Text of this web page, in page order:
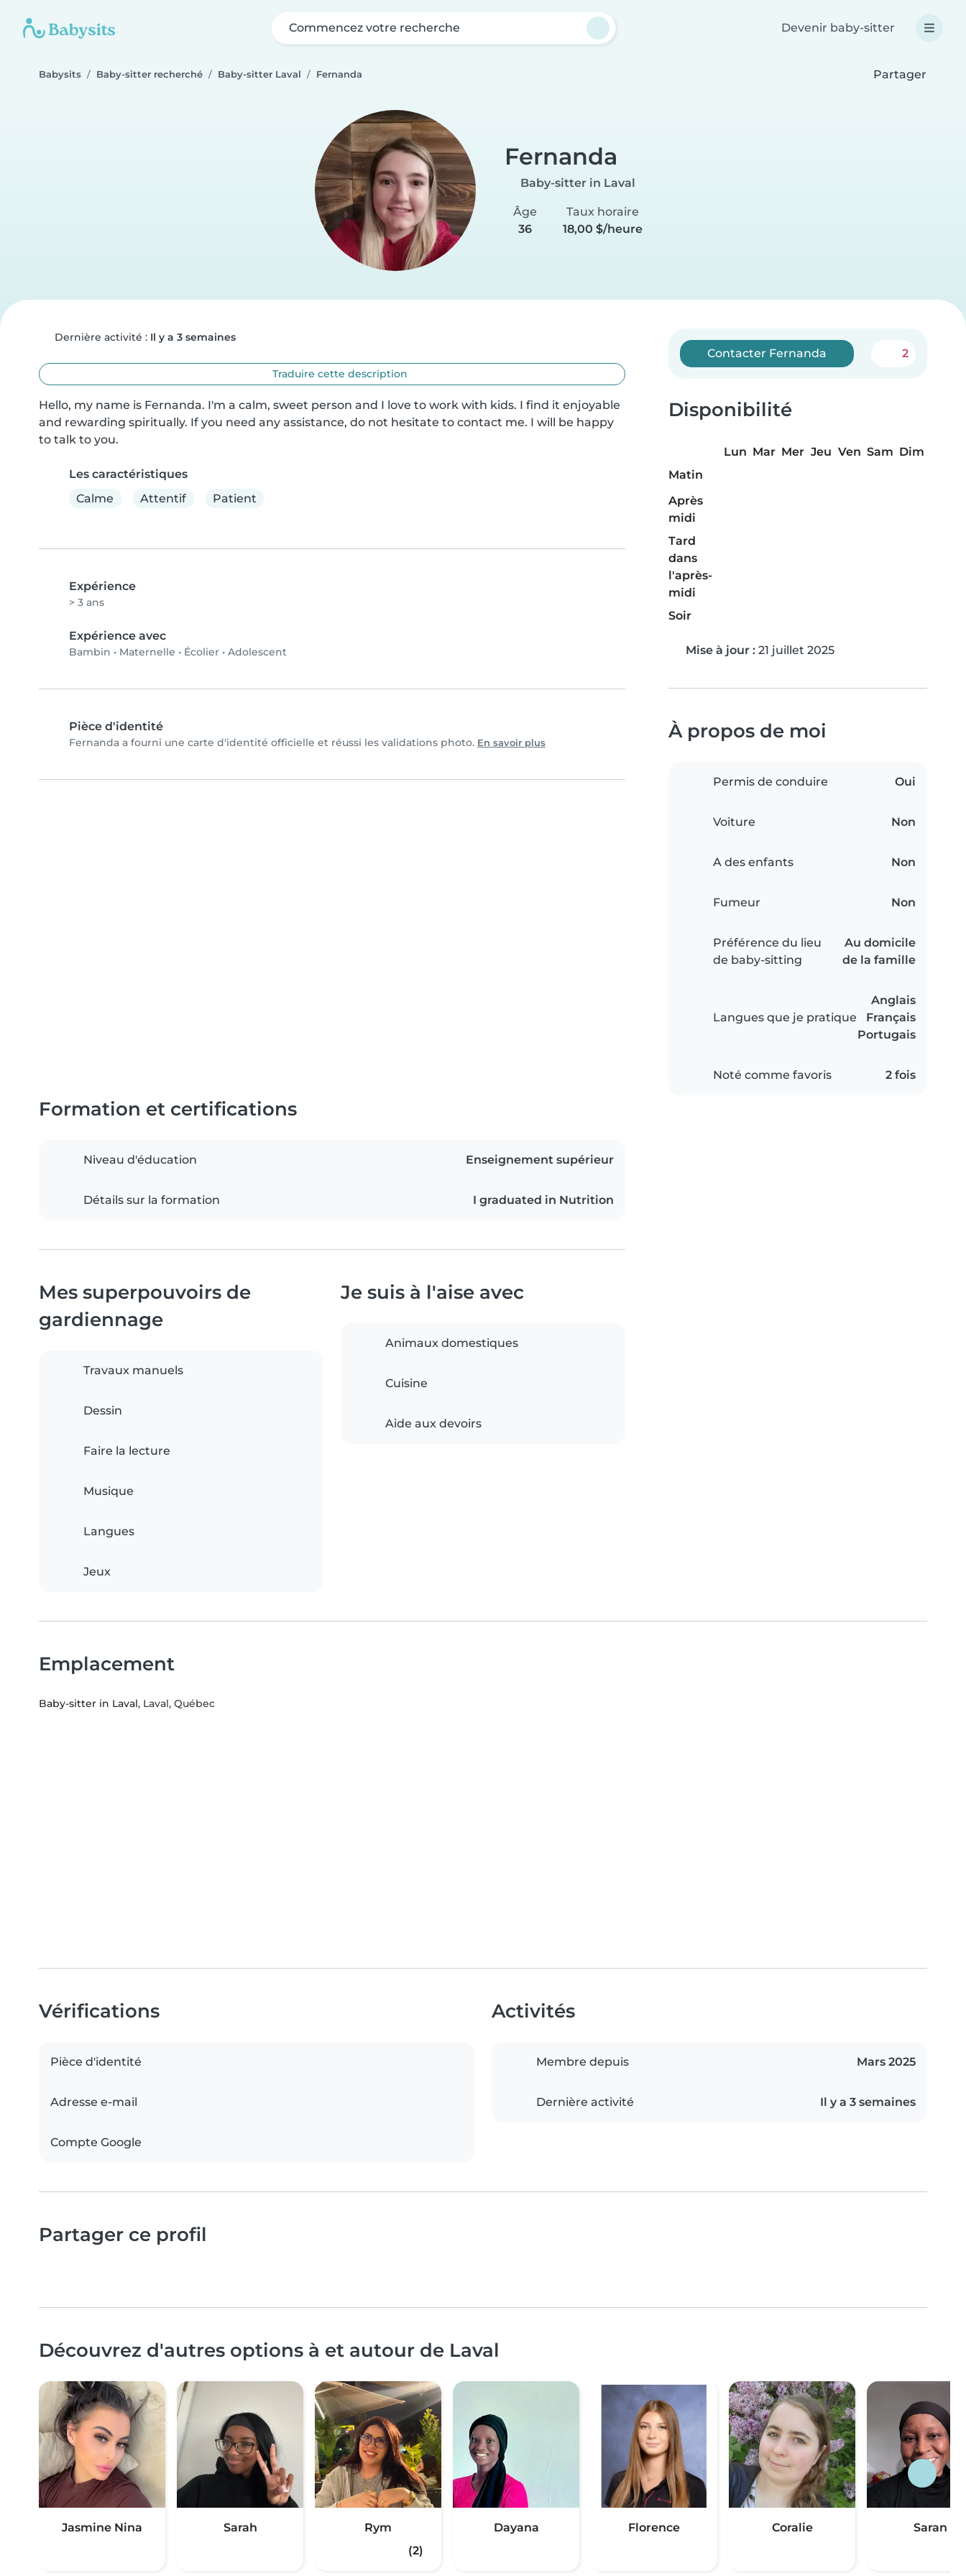
Commencez votre recherche Devenir baby-sitter
Babysits Baby-sitter recherché Baby-sitter Laval Fernanda Partager
Fernanda
Baby-sitter in Laval
Âge
36
Taux horaire
18,00 $/heure
Dernière activité : Il y a 3 semaines
Traduire cette description
Hello, my name is Fernanda. I'm a calm, sweet person and I love to work with kids. I find it enjoyable
and rewarding spiritually. If you need any assistance, do not hesitate to contact me. I will be happy
to talk to you.
Les caractéristiques
Calme
Attentif Patient
Expérience
> 3 ans
Expérience avec
Bambin • Maternelle • Écolier • Adolescent
Pièce d'identité
Fernanda a fourni une carte d'identité officielle et réussi les validations photo. En savoir plus
Contacter Fernanda 2
Disponibilité
Lun Mar Mer Jeu Ven Sam Dim
Matin
Après
midi
Tard
dans
l'après-
midi
Soir
Mise à jour : 21 juillet 2025
À propos de moi
Permis de conduire Oui
Voiture Non
A des enfants Non
Fumeur Non
Préférence du lieu
de baby-sitting
Au domicile
de la famille
Langues que je pratique
Anglais
Français
Portugais
Noté comme favoris 2 fois
Formation et certifications
Niveau d'éducation Enseignement supérieur
Détails sur la formation I graduated in Nutrition
Mes superpouvoirs de
gardiennage
Travaux manuels
Dessin
Faire la lecture
Musique
Langues
Jeux
Je suis à l'aise avec
Animaux domestiques
Cuisine
Aide aux devoirs
Emplacement
Baby-sitter in Laval, Laval, Québec
Vérifications
Pièce d'identité
Adresse e-mail
Compte Google
Activités
Membre depuis Mars 2025
Dernière activité Il y a 3 semaines
Partager ce profil
Découvrez d'autres options à et autour de Laval
Jasmine Nina Sarah
Rym
(2)
Dayana Florence Coralie Saran